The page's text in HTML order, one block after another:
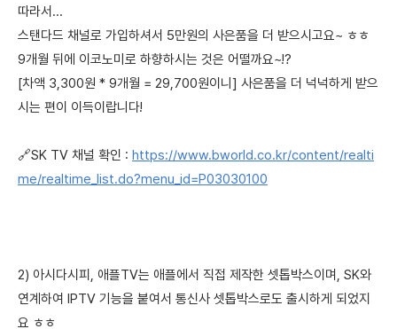
따라서...
스탠다드 채널로 가입하셔서 5만원의 사은품을 더 받으시고요~ ㅎㅎ
9개월 뒤에 이코노미로 하향하시는 것은 어떨까요~!?
[차액 3,300원 * 9개월 = 29,700원이니] 사은품을 더 넉넉하게 받으
시는 편이 이득이랍니다!
🔗SK TV 채널 확인 : https://www.bworld.co.kr/content/realti
me/realtime_list.do?menu_id=P03030100
2) 아시다시피, 애플TV는 애플에서 직접 제작한 셋톱박스이며, SK와
연계하여 IPTV 기능을 붙여서 통신사 셋톱박스로도 출시하게 되었지
요 ㅎㅎ